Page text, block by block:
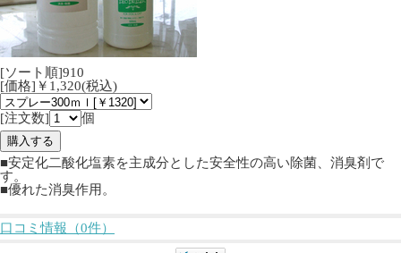
[ソート順]910
[価格]￥1,320(税込)
[注文数] 個
■安定化二酸化塩素を主成分とした安全性の高い除菌、消臭剤で
す。
■優れた消臭作用。
口コミ情報（0件）